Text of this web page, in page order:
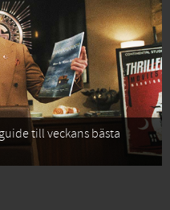
till veckans bästa